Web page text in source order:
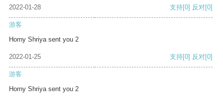
2022-01-28 支持[0] 反对[0]
游客
Horny Shriya sent you 2
2022-01-25 支持[0] 反对[0]
游客
Horny Shriya sent you 2